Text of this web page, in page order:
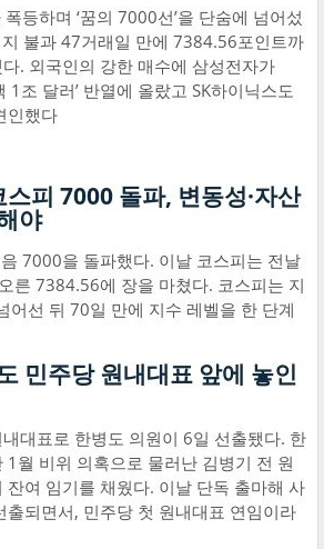
등하며 ‘꿈의 7000선’을 단숨에 넘어섰
불과 47거래일 만에 7384.56포인트까
. 외국인의 강한 매수에 삼성전자가
1조 달러’ 반열에 올랐고 SK하이닉스도
인했다
스피 7000 돌파, 변동성·자산
야
7000을 돌파했다. 이날 코스피는 전날
른 7384.56에 장을 마쳤다. 코스피는 지
어선 뒤 70일 만에 지수 레벨을 한 단계
민주당 원내대표 앞에 놓인
대표로 한병도 의원이 6일 선출됐다. 한
1월 비위 의혹으로 물러난 김병기 전 원
잔여 임기를 채웠다. 이날 단독 출마해 사
출되면서, 민주당 첫 원내대표 연임이라